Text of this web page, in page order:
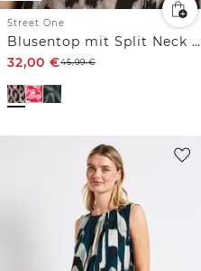
Street One
Blusentop mit Split Neck und Rüschen
32,00 €45,99€